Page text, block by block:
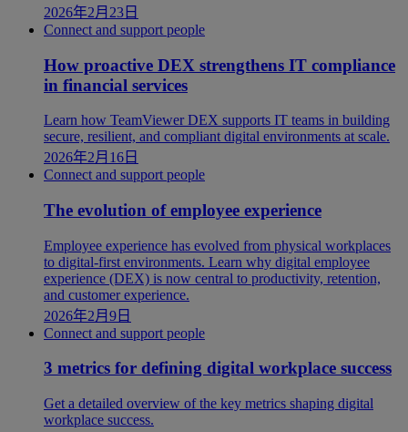
2026年2月23日
Connect and support people
How proactive DEX strengthens IT compliance
in financial services
Learn how TeamViewer DEX supports IT teams in building
secure, resilient, and compliant digital environments at scale.
2026年2月16日
Connect and support people
The evolution of employee experience
Employee experience has evolved from physical workplaces
to digital-first environments. Learn why digital employee
experience (DEX) is now central to productivity, retention,
and customer experience.
2026年2月9日
Connect and support people
3 metrics for defining digital workplace success
Get a detailed overview of the key metrics shaping digital
workplace success.